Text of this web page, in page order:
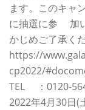
ます。このキャ
に抽選に参 加
かじめご了承く
https://
cp2022/
TEL ：0120-
2022年4月30日(